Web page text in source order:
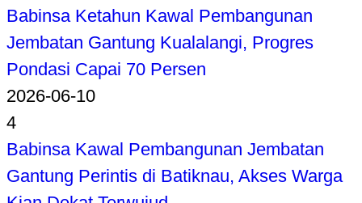
Babinsa Ketahun Kawal Pembangunan
Jembatan Gantung Kualalangi, Progres
Pondasi Capai 70 Persen
2026-06-10
4
Babinsa Kawal Pembangunan Jembatan
Gantung Perintis di Batiknau, Akses Warga